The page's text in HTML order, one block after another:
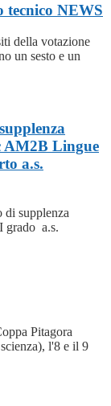
tecnico NEWS
della votazione
un sesto e un
AM2B Lingue
a.s.
di supplenza
grado a.s.
Pitagora
l'8 e il 9